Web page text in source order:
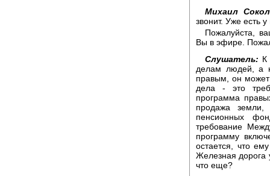
Михаил
звонит. Уже есть у
Пожалуйста,
Вы в эфире.
Слушатель: К
делам людей, а
правым, он
дела - это
программа
продажа земли,
пенсионных
требование
программу
остается, что
Железная
что еще?